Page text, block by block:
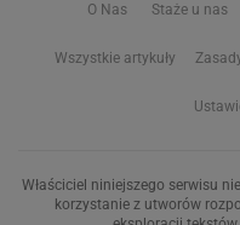
O Nas Staże u nas
Wszystkie artykuły
Właściciel niniejszego serwisu
korzystanie z utworów